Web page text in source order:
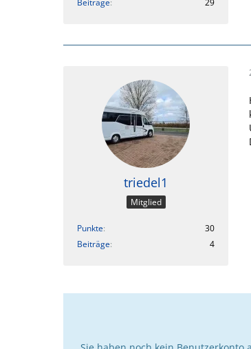
triedel1
Mitglied
Punkte
30
Beiträge
4